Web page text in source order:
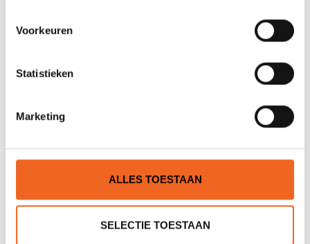
Voorkeuren
Statistieken
Marketing
ALLES TOESTAAN
SELECTIE TOESTAAN
PEAK PS TOURLITE HOODY
€243,00€179,00
STUNTPRIJS! OP=OP!
€325,00€99,00